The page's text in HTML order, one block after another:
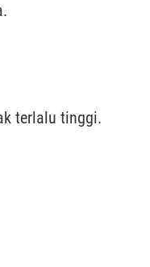
terlalu tinggi.